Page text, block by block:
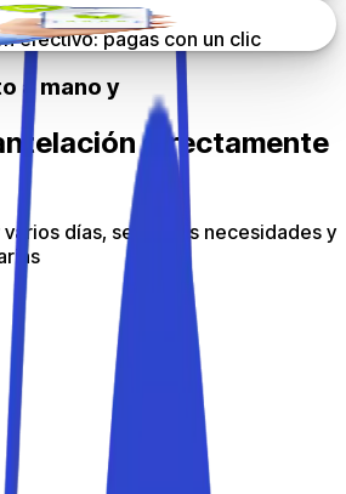
efectivo: pagas con un clic
a mano y
directamente
días, según tus necesidades y